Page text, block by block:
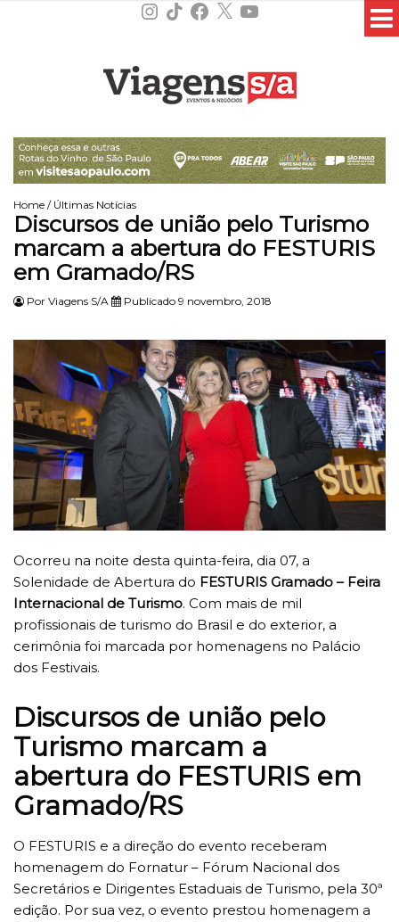
Instagram
TikTokFacebook
X YouTube
Home / Últimas Notícias
Discursos de união pelo Turismo
marcam a abertura do FESTURIS
em Gramado/RS
Por Viagens S/A Publicado 9 novembro, 2018
Ocorreu na noite desta quinta-feira, dia 07, a
Solenidade de Abertura do FESTURIS Gramado – Feira
Internacional de Turismo. Com mais de mil
profissionais de turismo do Brasil e do exterior, a
cerimônia foi marcada por homenagens no Palácio
dos Festivais.
Discursos de união pelo
Turismo marcam a
abertura do FESTURIS em
Gramado/RS
O FESTURIS e a direção do evento receberam
homenagem do Fornatur – Fórum Nacional dos
Secretários e Dirigentes Estaduais de Turismo, pela 30ª
edição. Por sua vez, o evento prestou homenagem a